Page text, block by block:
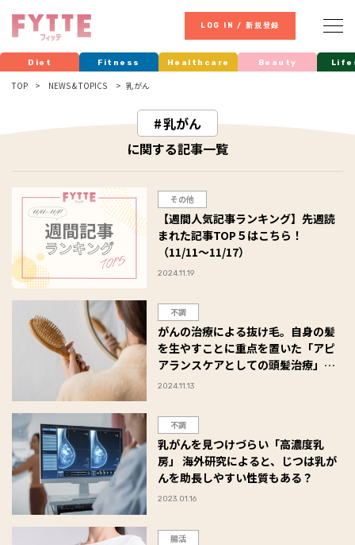
LOG IN / 新規登録
Diet Fitness Healthcare Beauty
TOP NEWS & TOPICS 乳がん
乳がん
に関する記事一覧
その他
【週間人気記事ランキング】先週読
まれた記事TOP５はこちら！
（11/11～11/17）
2024.11.19
不調
がんの治療による抜け毛。自身の髪
を生やすことに重点を置いた「アピ
アランスケアとしての頭髪治療」と
は？ #Omezaトーク
2024.11.13
不調
乳がんを見つけづらい「高濃度乳
房」 海外研究によると、じつは乳が
んを助長しやすい性質もある？
2023.01.16
腸活